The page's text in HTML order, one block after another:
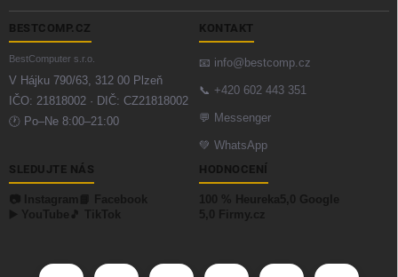
BESTCOMP.CZ
BestComputer s.r.o.
V Hájku 790/63, 312 00 Plzeň
IČO: 21818002 · DIČ: CZ21818002
🕐 Po–Ne 8:00–21:00
KONTAKT
📧 info@bestcomp.cz
📞 +420 602 443 351
💬 Messenger
💚 WhatsApp
SLEDUJTE NÁS HODNOCENÍ